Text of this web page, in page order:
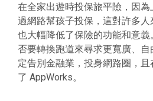
在全家出遊時投保旅平險，因
過網路幫孩子投保，這對許多人
也大幅降低了保險的功能和意
否要轉換跑道來尋求更寬廣、
定告別金融業，投身網路圈，
了 AppWorks。